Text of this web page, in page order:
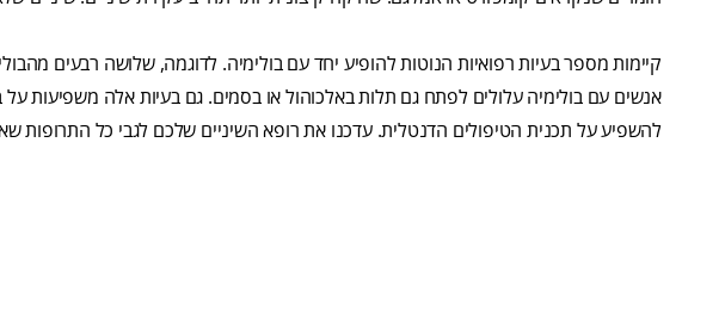
קיימות מספר בעיות רפואיות הנוטות להופיע יחד עם בולימיה. לדוגמה, שלושה רבעים
אנשים עם בולימיה עלולים לפתח גם תלות באלכוהול או בסמים. גם בעיות אלה משפיעות על
להשפיע על תכנית הטיפולים הדנטלית. עדכנו את רופא השיניים שלכם לגבי כל התרופות